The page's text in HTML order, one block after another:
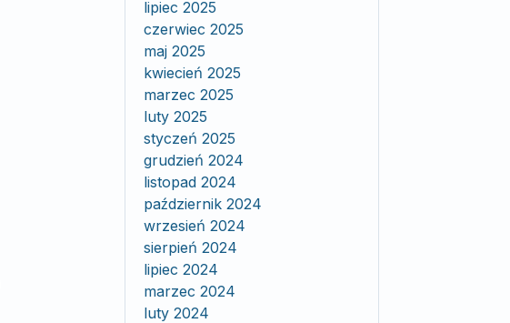
lipiec 2025
czerwiec 2025
maj 2025
kwiecień 2025
marzec 2025
luty 2025
styczeń 2025
grudzień 2024
listopad 2024
październik 2024
wrzesień 2024
sierpień 2024
lipiec 2024
marzec 2024
luty 2024